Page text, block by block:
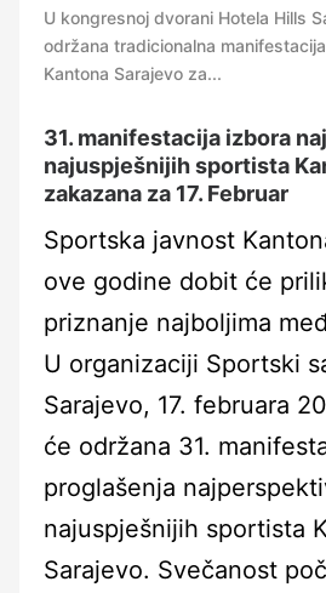
U kongresnoj dvorani Hotela Hills
održana tradicionalna
Kantona Sarajevo za...
31. manifestacija izbora
najuspješnijih sportista
zakazana za 17. Februar
Sportska javnost
ove godine dobit će
priznanje najboljima
U organizaciji Sportski
Sarajevo, 17. februara
će održana 31.
proglašenja
najuspješnijih sportista
Sarajevo. Svečanost